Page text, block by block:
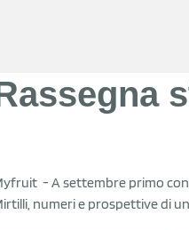
- A settembre primo
numeri e prospettive di